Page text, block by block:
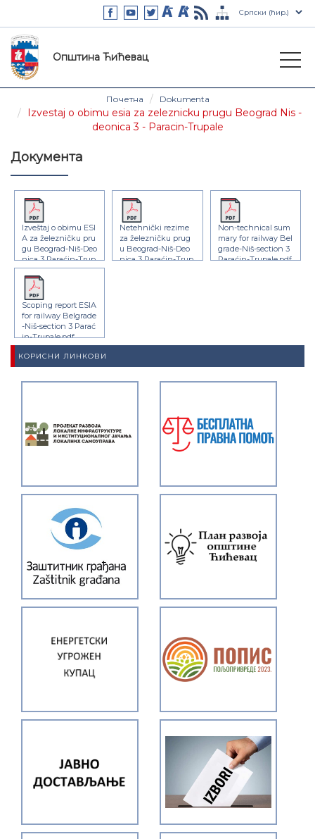
Општина Ћићевац
Почетна Dokumenta
Izvestaj o obimu esia za zeleznicku prugu Beograd Nis -
deonica 3 - Paracin-Trupale
Документа
Izveštaj o obimu ESI
A za železničku pru
gu Beograd-Niš-Deo
nica 3 Paraćin-Trup
ale.pdf
Netehnički rezime
za železničku prug
u Beograd-Niš-Deo
nica 3 Paraćin-Trup
Non-technical sum
mary for railway Bel
grade-Niš-section 3
Paraćin-Trupale.pdf
Scoping report ESIA
for railway Belgrade
-Niš-section 3 Parać
in-Trupale.pdf
КОРИСНИ ЛИНКОВИ